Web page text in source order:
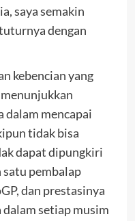
saya semakin
dengan
kebencian yang
dalam mencapai
tidak bisa
dapat dipungkiri
satu pembalap
dan prestasinya
setiap musim